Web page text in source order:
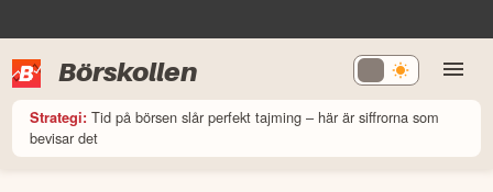
Börskollen
Strategi: Tid på börsen slår perfekt tajming – här är siffrorna som
bevisar det